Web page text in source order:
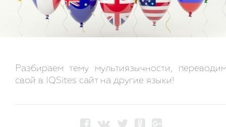
Разбираем тему мультиязычности,
свой в IQSites сайт на другие языки!